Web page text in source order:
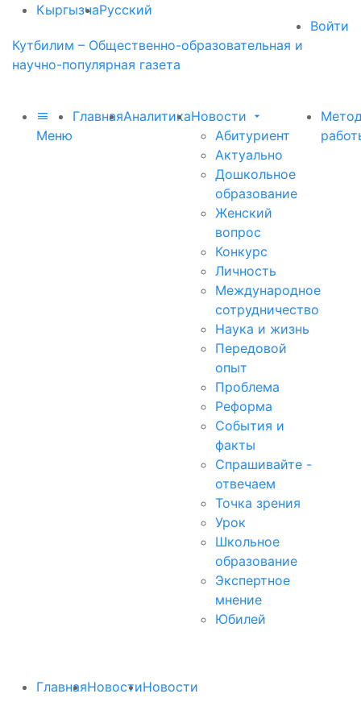
КыргызчаРусский
Войти
Кутбилим – Общественно-образовательная и
научно-популярная газета
Меню
ГлавнаяАналитикаНовости
Абитуриент
Актуально
Дошкольное
образование
Женский
вопрос
Конкурс
Личность
Международное
сотрудничество
Наука и жизнь
Передовой
опыт
Проблема
Реформа
События и
факты
Спрашивайте -
отвечаем
Точка зрения
Урок
Школьное
образование
Экспертное
мнение
Юбилей
ГлавнаяНовостиНовости